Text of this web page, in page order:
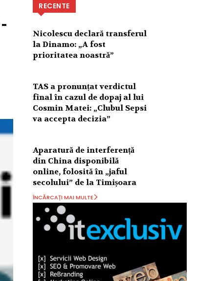
RECENTE
Nicolescu declară transferul
la Dinamo: „A fost
prioritatea noastră”
TAS a pronunțat verdictul
final în cazul de dopaj al lui
Cosmin Matei: „Clubul Sepsi
va accepta decizia”
Aparatură de interferență
din China disponibilă
online, folosită în „jaful
secolului” de la Timișoara
ÎNCĂRCAȚI MAI MULTE